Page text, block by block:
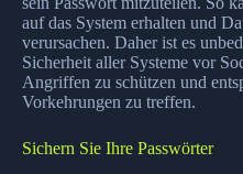
auf das System erhalten und
verursachen. Daher ist es
Sicherheit aller Systeme vor
Angriffen zu schützen und
Vorkehrungen zu treffen.
Sichern Sie Ihre Passwörter